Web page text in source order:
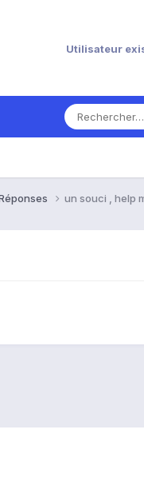
Utilisateur
un souci , help